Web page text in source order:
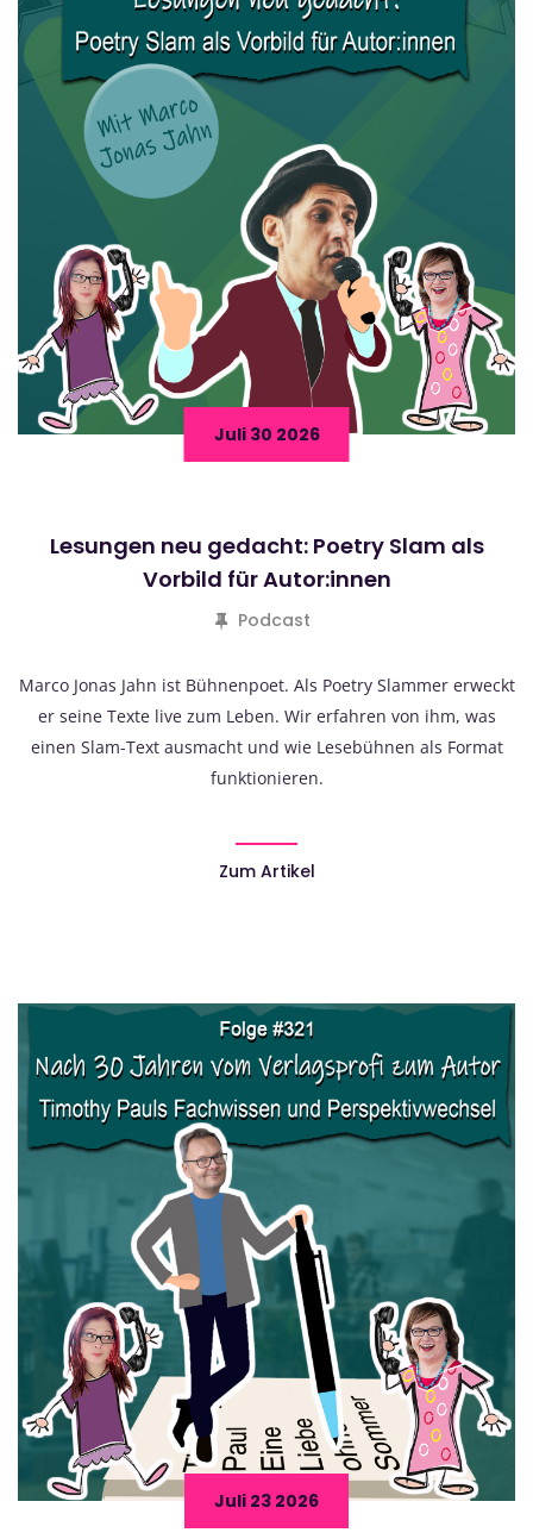
Juli 30 2026
Lesungen neu gedacht: Poetry Slam als
Vorbild für Autor:innen
Podcast
Marco Jonas Jahn ist Bühnenpoet. Als Poetry Slammer erweckt
er seine Texte live zum Leben. Wir erfahren von ihm, was
einen Slam-Text ausmacht und wie Lesebühnen als Format
funktionieren.
Zum Artikel
Juli 23 2026